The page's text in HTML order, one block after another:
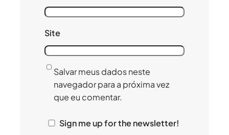
Site
Salvar meus dados neste
navegador para a próxima vez
que eu comentar.
Sign me up for the newsletter!